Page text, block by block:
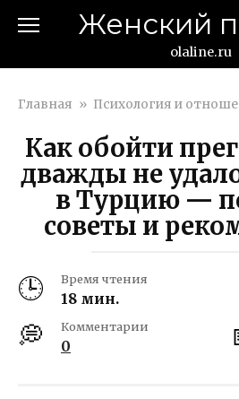
Женский
olaline.ru
Главная » Психология и
Как обойти
дважды не
в Турцию —
советы и
Время чтения
18 мин.
Комментарии
0